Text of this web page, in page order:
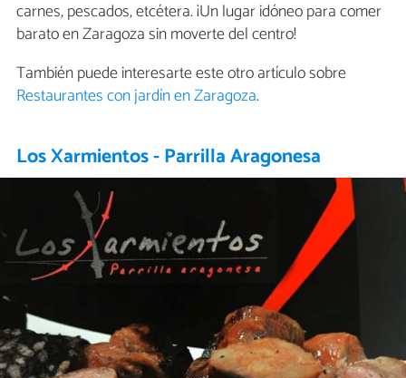
carnes, pescados, etcétera. ¡Un lugar idóneo para comer
barato en Zaragoza sin moverte del centro!
También puede interesarte este otro artículo sobre
Restaurantes con jardín en Zaragoza.
Los Xarmientos - Parrilla Aragonesa